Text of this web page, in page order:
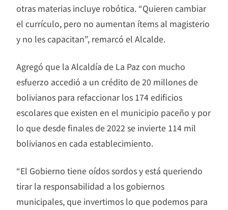
otras materias incluye robótica. “Quieren cambiar
el currículo, pero no aumentan ítems al magisterio
y no les capacitan”, remarcó el Alcalde.
Agregó que la Alcaldía de La Paz con mucho
esfuerzo accedió a un crédito de 20 millones de
bolivianos para refaccionar los 174 edificios
escolares que existen en el municipio paceño y por
lo que desde finales de 2022 se invierte 114 mil
bolivianos en cada establecimiento.
“El Gobierno tiene oídos sordos y está queriendo
tirar la responsabilidad a los gobiernos
municipales, que invertimos lo que podemos para